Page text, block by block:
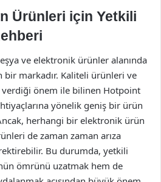
Ürünleri için Yetkili
ve elektronik ürünler alanında
bir markadır. Kaliteli ürünleri ve
önem ile bilinen Hotpoint
yönelik geniş bir ürün
herhangi bir elektronik ürün
de zaman zaman arıza
Bu durumda, yetkili
ömrünü uzatmak hem de